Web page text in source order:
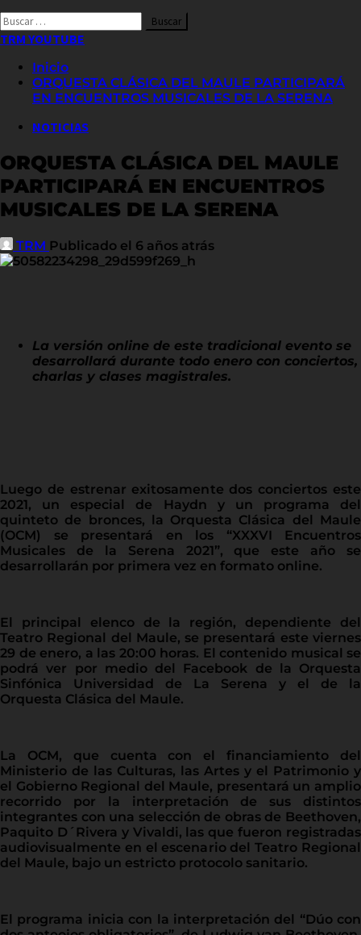
Buscar
por:
TRM YOUTUBE
Inicio
ORQUESTA CLÁSICA DEL MAULE PARTICIPARÁ
EN ENCUENTROS MUSICALES DE LA SERENA
NOTICIAS
ORQUESTA CLÁSICA DEL MAULE
PARTICIPARÁ EN ENCUENTROS
MUSICALES DE LA SERENA
TRM Publicado el 6 años atrás
La versión online de este tradicional evento se
desarrollará durante todo enero con conciertos,
charlas y clases magistrales.
Luego de estrenar exitosamente dos conciertos este
2021, un especial de Haydn y un programa del
quinteto de bronces, la Orquesta Clásica del Maule
(OCM) se presentará en los “XXXVI Encuentros
Musicales de la Serena 2021”, que este año se
desarrollarán por primera vez en formato online.
El principal elenco de la región, dependiente del
Teatro Regional del Maule, se presentará este viernes
29 de enero, a las 20:00 horas. El contenido musical se
podrá ver por medio del Facebook de la Orquesta
Sinfónica Universidad de La Serena y el de la
Orquesta Clásica del Maule.
La OCM, que cuenta con el financiamiento del
Ministerio de las Culturas, las Artes y el Patrimonio y
el Gobierno Regional del Maule, presentará un amplio
recorrido por la interpretación de sus distintos
integrantes con una selección de obras de Beethoven,
Paquito D´Rivera y Vivaldi, las que fueron registradas
audiovisualmente en el escenario del Teatro Regional
del Maule, bajo un estricto protocolo sanitario.
El programa inicia con la interpretación del “Dúo con